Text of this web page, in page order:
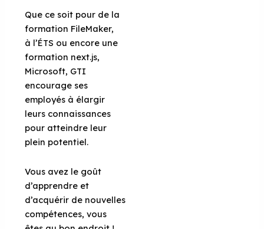
Que ce soit pour de la
formation FileMaker,
à l’ÉTS ou encore une
formation next.js,
Microsoft, GTI
encourage ses
employés à élargir
leurs connaissances
pour atteindre leur
plein potentiel.
Vous avez le goût
d’apprendre et
d’acquérir de nouvelles
compétences, vous